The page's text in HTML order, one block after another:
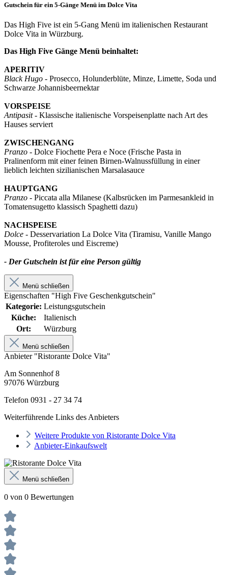
Gutschein für ein 5-Gänge Menü im Dolce Vita
Das High Five ist ein 5-Gang Menü im italienischen Restaurant
Dolce Vita in Würzburg.
Das High Five Gänge Menü beinhaltet:
APERITIV
Black Hugo - Prosecco, Holunderblüte, Minze, Limette, Soda und
Schwarze Johannisbeernektar
VORSPEISE
Antipasit- Klassische italienische Vorspeisenplatte nach Art des
Hauses serviert
ZWISCHENGANG
Pranzo - Dolce Fiochette Pera e Noce (Frische Pasta in
Pralinenform mit einer feinen Birnen-Walnussfüllung in einer
lieblich leichten sizilianischen Marsalasauce
HAUPTGANG
Pranzo - Piccata alla Milanese (Kalbsrücken im Parmesankleid in
Tomatensugetto klassisch Spaghetti dazu)
NACHSPEISE
Dolce - Desservariation La Dolce Vita (Tiramisu, Vanille Mango
Mousse, Profiteroles und Eiscreme)
- Der Gutschein ist für eine Person gültig
Menü schließen
Eigenschaften "High Five Geschenkgutschein"
Kategorie: Leistungsgutschein
Küche:
Italienisch
Ort:
Würzburg
Menü schließen
Anbieter "Ristorante Dolce Vita"
Am Sonnenhof 8
97076 Würzburg
Telefon 0931 - 27 34 74
Weiterführende Links des Anbieters
Weitere Produkte von Ristorante Dolce Vita
Anbieter-Einkaufswelt
Menü schließen
0 von 0 Bewertungen